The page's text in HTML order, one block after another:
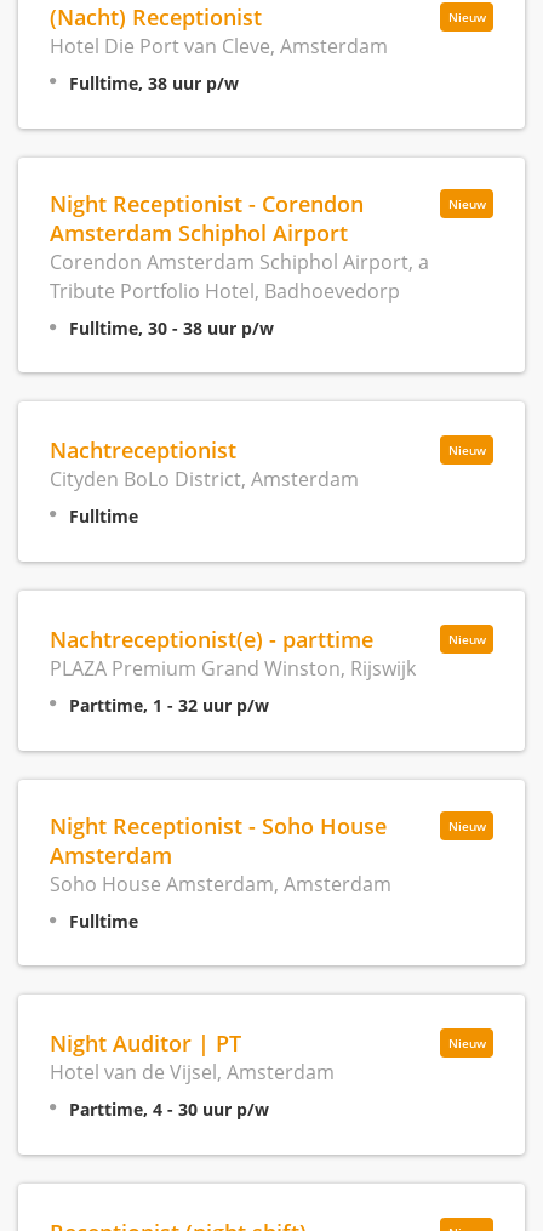
Nieuw
(Nacht) Receptionist
Hotel Die Port van Cleve, Amsterdam
Fulltime, 38 uur p/w
Nieuw
Night Receptionist - Corendon
Amsterdam Schiphol Airport
Corendon Amsterdam Schiphol Airport, a
Tribute Portfolio Hotel, Badhoevedorp
Fulltime, 30 - 38 uur p/w
Nieuw
Nachtreceptionist
Cityden BoLo District, Amsterdam
Fulltime
Nieuw
Nachtreceptionist(e) - parttime
PLAZA Premium Grand Winston, Rijswijk
Parttime, 1 - 32 uur p/w
Nieuw
Night Receptionist - Soho House
Amsterdam
Soho House Amsterdam, Amsterdam
Fulltime
Nieuw
Night Auditor | PT
Hotel van de Vijsel, Amsterdam
Parttime, 4 - 30 uur p/w